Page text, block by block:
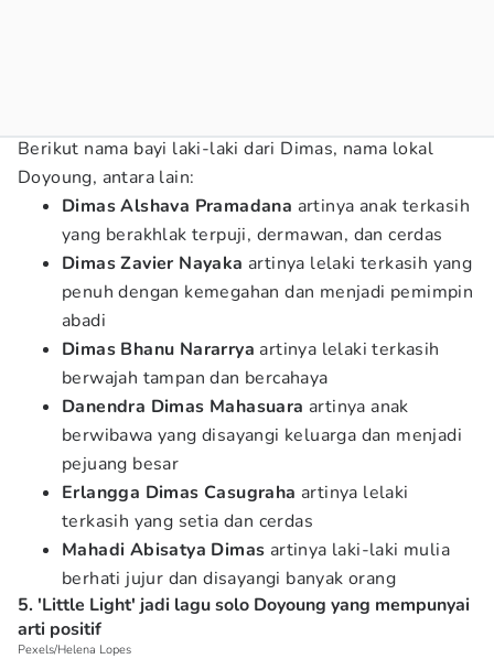
Berikut nama bayi laki-laki dari Dimas, nama lokal
Doyoung, antara lain:
DimasAlshava Pramadana artinya anak terkasih
yang berakhlak terpuji, dermawan, dan cerdas
DimasZavier Nayaka artinya lelaki terkasih yang
penuh dengan kemegahan dan menjadi pemimpin
abadi
Dimas Bhanu Nararrya artinya lelaki terkasih
berwajah tampan dan bercahaya
Danendra Dimas Mahasuara artinya anak
berwibawa yang disayangi keluarga dan menjadi
pejuang besar
Erlangga Dimas Casugraha artinya lelaki
terkasih yang setia dan cerdas
Mahadi Abisatya Dimas artinya laki-laki mulia
berhati jujur dan disayangi banyak orang
5. 'Little Light' jadi lagu solo Doyoung yang mempunyai
arti positif
Pexels/Helena Lopes